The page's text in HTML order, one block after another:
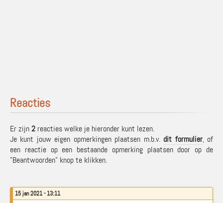
Reacties
Er zijn2 reacties welke je hieronder kunt lezen.
Je kunt jouw eigen opmerkingen plaatsen m.b.v. dit formulier, of
een reactie op een bestaande opmerking plaatsen door op de
"Beantwoorden" knop te klikken.
15 jan 2021 - 13:11